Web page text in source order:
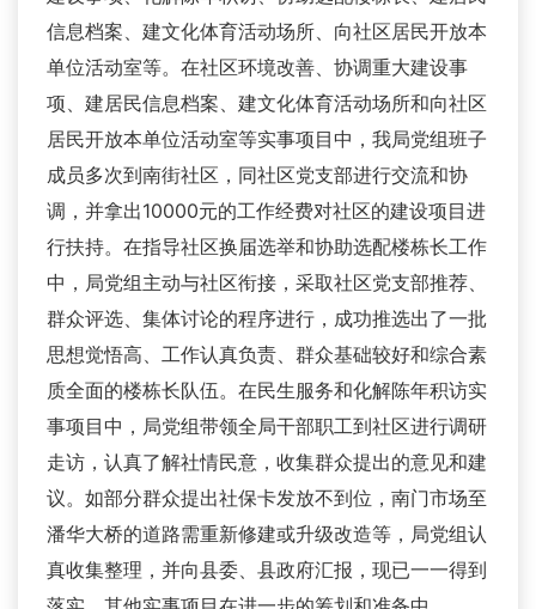
信息档案、建文化体育活动场所、向社区居民开放本
单位活动室等。在社区环境改善、协调重大建设事
项、建居民信息档案、建文化体育活动场所和向社区
居民开放本单位活动室等实事项目中，我局党组班子
成员多次到南街社区，同社区党支部进行交流和协
调，并拿出10000元的工作经费对社区的建设项目进
行扶持。在指导社区换届选举和协助选配楼栋长工作
中，局党组主动与社区衔接，采取社区党支部推荐、
群众评选、集体讨论的程序进行，成功推选出了一批
思想觉悟高、工作认真负责、群众基础较好和综合素
质全面的楼栋长队伍。在民生服务和化解陈年积访实
事项目中，局党组带领全局干部职工到社区进行调研
走访，认真了解社情民意，收集群众提出的意见和建
议。如部分群众提出社保卡发放不到位，南门市场至
潘华大桥的道路需重新修建或升级改造等，局党组认
真收集整理，并向县委、县政府汇报，现已一一得到